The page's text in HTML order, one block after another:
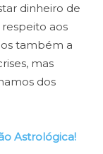
dinheiro de
respeito aos
também a
mas
dos
Astrológica!